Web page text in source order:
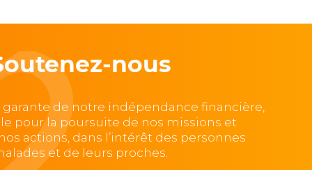
nous
garante de notre indépendance financière,
pour la poursuite de nos missions et
actions, dans l’intérêt des personnes
et de leurs proches.